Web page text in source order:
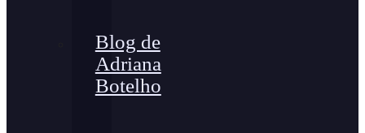
Blog de
Adriana
Botelho